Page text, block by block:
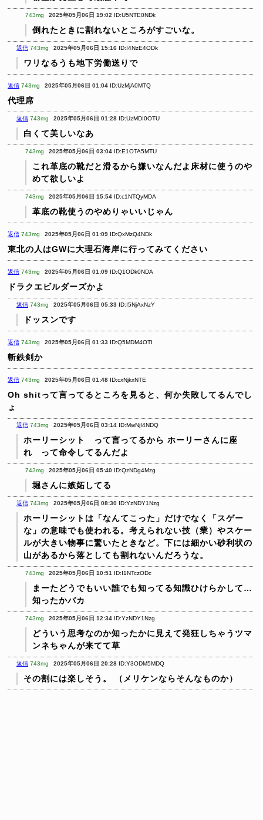
743mg 2025年05月06日 19:02 ID:U5NTE0NDk
倒れたときに割れないところがすごいな。
返信 743mg 2025年05月06日 15:16 ID:I4NzE4ODk
ワリなるうも地下労働送りで
返信 743mg 2025年05月06日 01:04 ID:UzMjA0MTQ
代理席
返信 743mg 2025年05月06日 01:28 ID:UzMDI0OTU
白くて美しいなあ
743mg 2025年05月06日 03:04 ID:E1OTA5MTU
これ革底の靴だと滑るから嫌いなんだよ床材に使うのや
めて欲しいよ
743mg 2025年05月06日 15:54 ID:c1NTQyMDA
革底の靴使うのやめりゃいいじゃん
返信 743mg 2025年05月06日 01:09 ID:QxMzQ4NDk
東北の人はGWに大理石海岸に行ってみてください
返信 743mg 2025年05月06日 01:09 ID:Q1ODk0NDA
ドラクエビルダーズかよ
返信 743mg 2025年05月06日 05:33 ID:I5NjAxNzY
ドッスンです
返信 743mg 2025年05月06日 01:33 ID:Q5MDM4OTI
斬鉄剣か
返信 743mg 2025年05月06日 01:48 ID:cxNjkxNTE
Oh shitって言ってるところを見ると、何か失敗してるんでし
ょ
返信 743mg 2025年05月06日 03:14 ID:MwNjI4NDQ
ホーリーシット って言ってるから ホーリーさんに座
れ って命令してるんだよ
743mg 2025年05月06日 05:40 ID:QzNDg4Mzg
堀さんに嫉妬してる
返信 743mg 2025年05月06日 08:30 ID:YzNDY1Nzg
ホーリーシットは「なんてこった」だけでなく「スゲー
な」の意味でも使われる。考えられない技（業）やスケー
ルが大きい物事に驚いたときなど。下には細かい砂利状の
山があるから落としても割れないんだろうな。
743mg 2025年05月06日 10:51 ID:I1NTczODc
まーたどうでもいい誰でも知ってる知識ひけらかして…
知ったかバカ
743mg 2025年05月06日 12:34 ID:YzNDY1Nzg
どういう思考なのか知ったかに見えて発狂しちゃうツマ
ンネちゃんが来てて草
返信 743mg 2025年05月06日 20:28 ID:Y3ODM5MDQ
その割には楽しそう。 （メリケンならそんなものか）